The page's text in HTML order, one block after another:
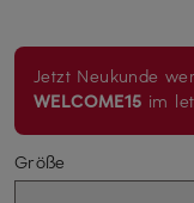
Jetzt Neukunde
WELCOME15 im
Größe